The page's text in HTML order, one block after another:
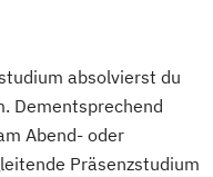
Driven
absolvierst du
Dementsprechend
Abend- oder
Präsenzstudium